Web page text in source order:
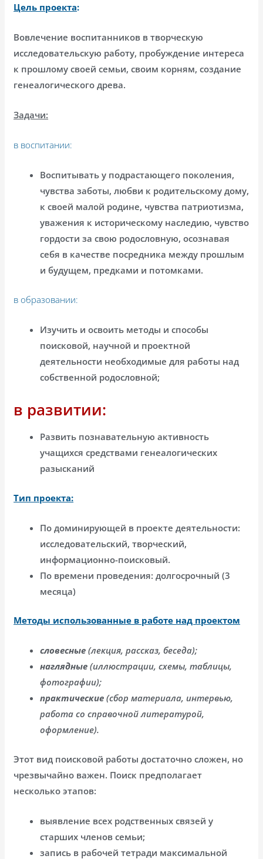
Цель проекта:
Вовлечение воспитанников в творческую
исследовательскую работу, пробуждение интереса
к прошлому своей семьи, своим корням, создание
генеалогического древа.
Задачи:
в воспитании:
Воспитывать у подрастающего поколения,
чувства заботы, любви к родительскому дому,
к своей малой родине, чувства патриотизма,
уважения к историческому наследию, чувство
гордости за свою родословную, осознавая
себя в качестве посредника между прошлым
и будущем, предками и потомками.
в образовании:
Изучить и освоить методы и способы
поисковой, научной и проектной
деятельности необходимые для работы над
собственной родословной;
в развитии:
Развить познавательную активность
учащихся средствами генеалогических
разысканий
Тип проекта:
По доминирующей в проекте деятельности:
исследовательский, творческий,
информационно-поисковый.
По времени проведения: долгосрочный (3
месяца)
Методы использованные в работе над проектом
словесные(лекция, рассказ, беседа);
наглядные(иллюстрации, схемы, таблицы,
фотографии);
практические(сбор материала, интервью,
работа со справочной литературой,
оформление).
Этот вид поисковой работы достаточно сложен, но
чрезвычайно важен. Поиск предполагает
несколько этапов:
выявление всех родственных связей у
старших членов семьи;
запись в рабочей тетради максимальной